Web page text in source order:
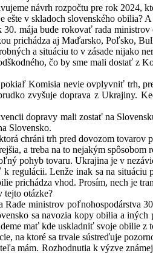
návrh rozpočtu pre rok 2024,
v skladoch slovenského obilia?
mája bude rokovať rada
prichádza aj Maďarsko, Poľsko,
a situáciu to v zásade nijako
čo by sme mali dostať z
Komisia nevie ovplyvniť trh,
zvyšuje doprava z Ukrajiny.
dopravy mali zostať na
Slovensko.
chráni trh pred dovozom tovarov
a treba na to nejakým spôsobom
pohyb tovaru. Ukrajina je v
regulácii. Lenže inak sa na situáciu
prichádza vhod. Prosím, nech je
tejto otázke?
Rade ministrov poľnohospodárstva
sa navozia kopy obilia a
mať kde uskladniť svoje obilie
na ktoré sa trvale sústreďuje
mám. Rozhodnutia k výzve